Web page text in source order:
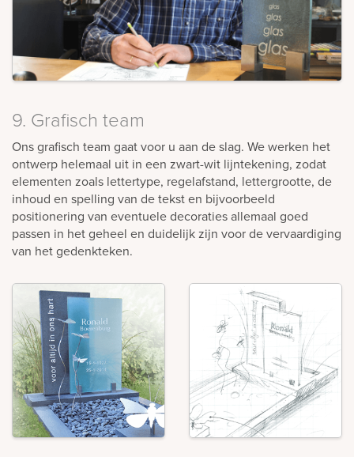
9. Grafisch team
Ons grafisch team gaat voor u aan de slag. We werken het
ontwerp helemaal uit in een zwart-wit lijntekening, zodat
elementen zoals lettertype, regelafstand, lettergrootte, de
inhoud en spelling van de tekst en bijvoorbeeld
positionering van eventuele decoraties allemaal goed
passen in het geheel en duidelijk zijn voor de vervaardiging
van het gedenkteken.